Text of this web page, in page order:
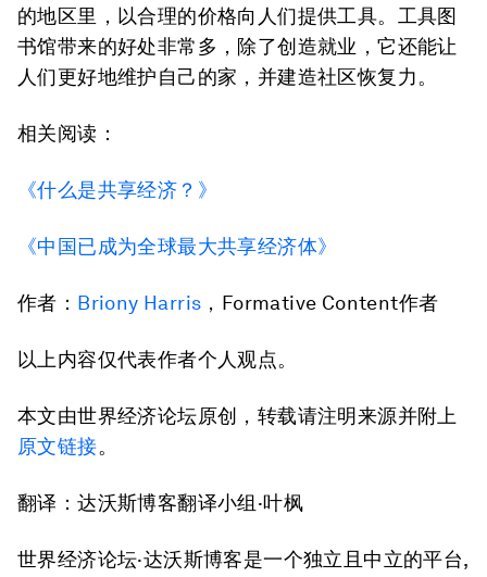
的地区里，以合理的价格向人们提供工具。工具图
书馆带来的好处非常多，除了创造就业，它还能让
人们更好地维护自己的家，并建造社区恢复力。
相关阅读：
《什么是共享经济？》
《中国已成为全球最大共享经济体》
作者： Briony Harris ，Formative Content作者
以上内容仅代表作者个人观点。
本文由世界经济论坛原创，转载请注明来源并附上
原文链接。
翻译：达沃斯博客翻译小组·叶枫
世界经济论坛·达沃斯博客是一个独立且中立的平台,